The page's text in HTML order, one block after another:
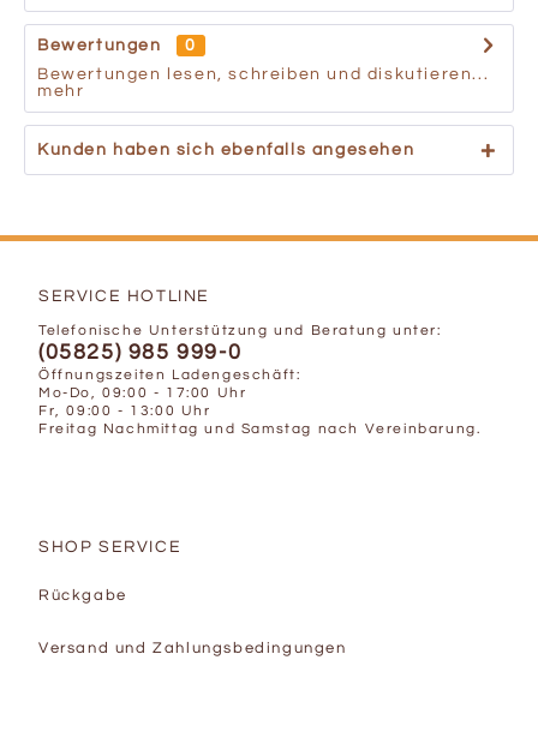
Bewertungen
0
Bewertungen lesen, schreiben und diskutieren...
mehr
Kunden haben sich ebenfalls angesehen
SERVICE HOTLINE
Telefonische Unterstützung und Beratung unter:
(05825) 985 999-0
Öffnungszeiten Ladengeschäft:
Mo-Do, 09:00 - 17:00 Uhr
Fr, 09:00 - 13:00 Uhr
Freitag Nachmittag und Samstag nach Vereinbarung.
SHOP SERVICE
Rückgabe
Versand und Zahlungsbedingungen